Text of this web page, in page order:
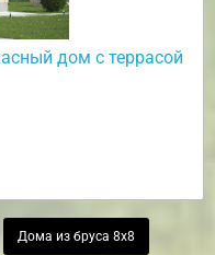
дом с террасой
Дома из бруса 8х8